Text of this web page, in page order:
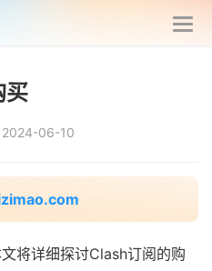
买
2024-06-10
将详细探讨Clash订阅的购